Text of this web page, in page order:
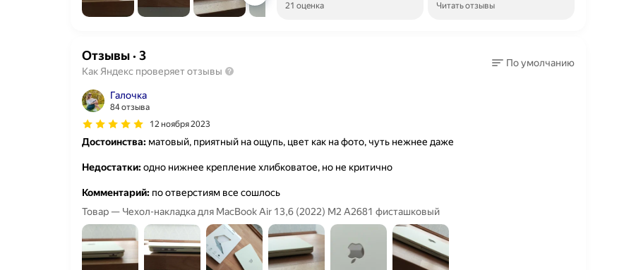
21 оценка Читать отзывы
Отзывы· 3
Как Яндекс проверяет отзывы
По умолчанию
Галочка
84 отзыва
12 ноября 2023
Достоинства: матовый, приятный на ощупь, цвет как на фото, чуть нежнее даже
Недостатки:одно нижнее крепление хлибковатое, но не критично
Комментарий: по отверстиям все сошлось
Товар — Чехол-накладка для MacBook Air 13,6 (2022) M2 A2681 фисташковый